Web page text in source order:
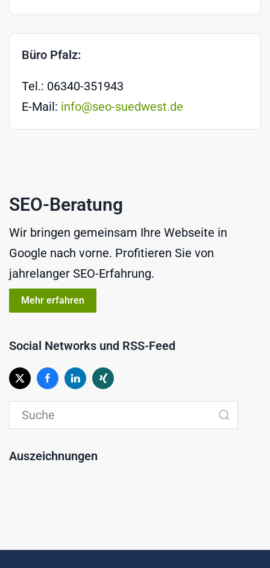
Büro Pfalz:
Tel.: 06340-351943
E-Mail: info@seo-suedwest.de
SEO-Beratung
Wir bringen gemeinsam Ihre Webseite in
Google nach vorne. Profitieren Sie von
jahrelanger SEO-Erfahrung.
Mehr erfahren
Social Networks und RSS-Feed
Auszeichnungen